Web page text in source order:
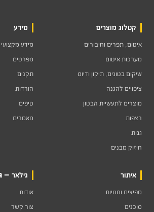
קטלוג מוצרים
איטום, תפרים וחיבורים
מערכות איטום
שיקום בטונים, תיקון ודיוס
ציפויים להגנה
מוצרים לתעשיית הבטון
רצפות
גגות
חיזוק מבנים
מידע
מידע מקצועי
מפרטים
תקנים
הורדות
טיפים
מאמרים
איתור
מפיצים וחנויות
סוכנים
גילאר — Sika ישראל
אודות
צור קשר